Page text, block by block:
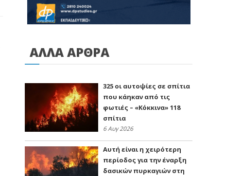
ΑΛΛΑ ΑΡΘΡΑ
325 οι αυτοψίες σε σπίτια
που κάηκαν από τις
φωτιές – «Κόκκινα» 118
σπίτια
6 Αυγ 2026
Αυτή είναι η χειρότερη
περίοδος για την έναρξη
δασικών πυρκαγιών στη